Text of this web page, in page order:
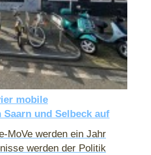
mobile
und Selbeck auf
MoVe werden ein Jahr
werden der Politik